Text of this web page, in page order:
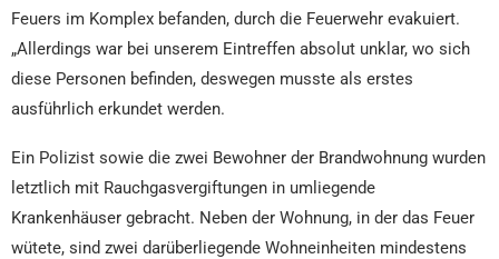
Feuers im Komplex befanden, durch die Feuerwehr evakuiert.
„Allerdings war bei unserem Eintreffen absolut unklar, wo sich
diese Personen befinden, deswegen musste als erstes
ausführlich erkundet werden.
Ein Polizist sowie die zwei Bewohner der Brandwohnung wurden
letztlich mit Rauchgasvergiftungen in umliegende
Krankenhäuser gebracht. Neben der Wohnung, in der das Feuer
wütete, sind zwei darüberliegende Wohneinheiten mindestens